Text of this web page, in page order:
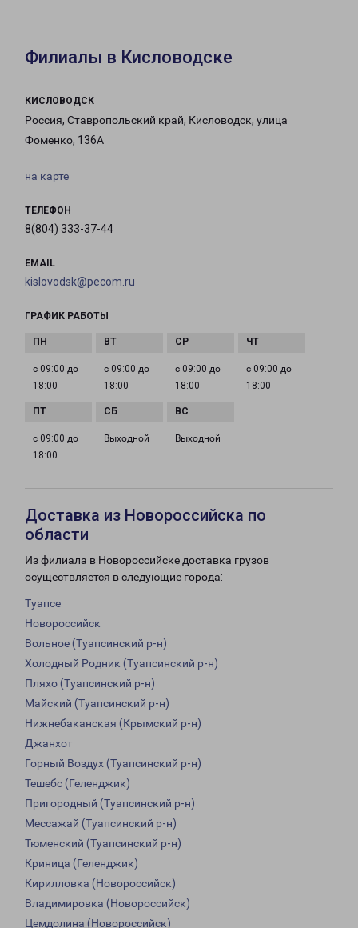
Филиалы в Кисловодске
КИСЛОВОДСК
Россия, Ставропольский край, Кисловодск, улица
Фоменко, 136А
на карте
ТЕЛЕФОН
8(804) 333-37-44
EMAIL
kislovodsk@pecom.ru
ГРАФИК РАБОТЫ
с 09:00 до
18:00
с 09:00 до
18:00
с 09:00 до
18:00
с 09:00 до
18:00
с 09:00 до
18:00
Выходной Выходной
Доставка из Новороссийска по
области
Из филиала в Новороссийске доставка грузов
осуществляется в следующие города:
Туапсе
Новороссийск
Вольное (Туапсинский р-н)
Холодный Родник (Туапсинский р-н)
Пляхо (Туапсинский р-н)
Майский (Туапсинский р-н)
Нижнебаканская (Крымский р-н)
Джанхот
Горный Воздух (Туапсинский р-н)
Тешебс (Геленджик)
Пригородный (Туапсинский р-н)
Мессажай (Туапсинский р-н)
Тюменский (Туапсинский р-н)
Криница (Геленджик)
Кирилловка (Новороссийск)
Владимировка (Новороссийск)
Цемдолина (Новороссийск)